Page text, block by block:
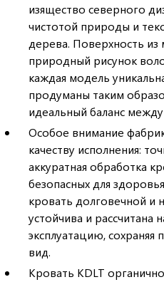
изящество северного
чистотой природы и
дерева. Поверхность из
природный рисунок
каждая модель
продуманы таким
идеальный баланс
Особое внимание
качеству исполнения:
аккуратная обработка
безопасных для
кровать долговечной и
устойчива и рассчитана
эксплуатацию,
вид.
Кровать KDLT